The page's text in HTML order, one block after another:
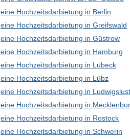
eine Hochzeitsdarbietung in Berlin
eine Hochzeitsdarbietung in Greifswald
eine Hochzeitsdarbietung in Güstrow
eine Hochzeitsdarbietung in Hamburg
eine Hochzeitsdarbietung in Lübeck
eine Hochzeitsdarbietung in Lübz
eine Hochzeitsdarbietung in Ludwigslust
eine Hochzeitsdarbietung in
eine Hochzeitsdarbietung in Rostock
eine Hochzeitsdarbietung in Schwerin